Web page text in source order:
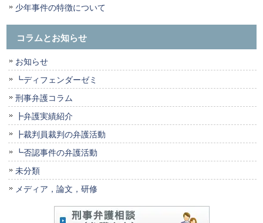
少年事件の特徴について
コラムとお知らせ
お知らせ
┗ディフェンダーゼミ
刑事弁護コラム
┣弁護実績紹介
┣裁判員裁判の弁護活動
┗否認事件の弁護活動
未分類
メディア，論文，研修